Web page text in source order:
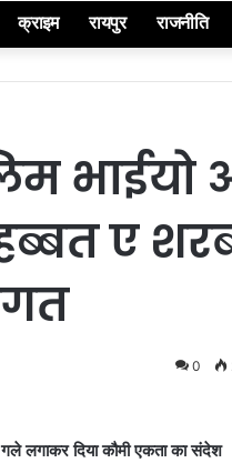
क्राइम रायपुर राजनीति
भाईयो
ए
0
गले लगाकर दिया कौमी एकता का संदेश